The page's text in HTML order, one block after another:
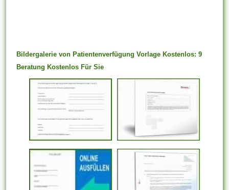
Bildergalerie von Patientenverfügung Vorlage Kostenlos: 9
Beratung Kostenlos Für Sie